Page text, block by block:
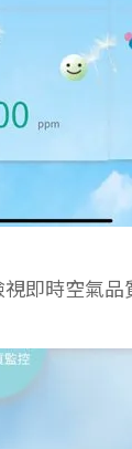
即時空氣